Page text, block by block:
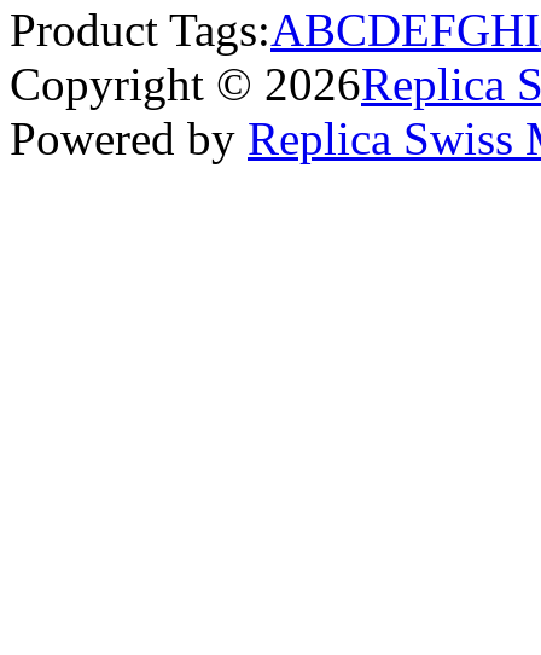
Product Tags:ABCDEFGHI
Copyright © 2026Replica
Powered by Replica Swiss